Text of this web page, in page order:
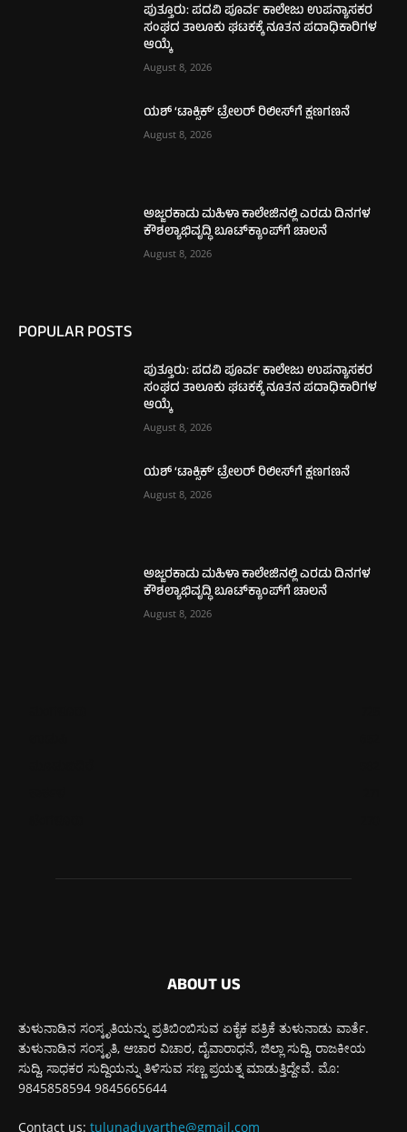
ಪುತ್ತೂರು: ಪದವಿ ಪೂರ್ವ ಕಾಲೇಜು ಉಪನ್ಯಾಸಕರ
ಸಂಘದ ತಾಲೂಕು ಘಟಕಕ್ಕೆ ನೂತನ ಪದಾಧಿಕಾರಿಗಳ
ಆಯ್ಕೆ
August 8, 2026
ಯಶ್ ‘ಟಾಕ್ಸಿಕ್’ ಟ್ರೇಲರ್ ರಿಲೀಸ್‌ಗೆ ಕ್ಷಣಗಣನೆ
August 8, 2026
ಅಜ್ಜರಕಾಡು ಮಹಿಳಾ ಕಾಲೇಜಿನಲ್ಲಿ ಎರಡು ದಿನಗಳ
ಕೌಶಲ್ಯಾಭಿವೃದ್ಧಿ ಬೂಟ್‌ಕ್ಯಾಂಪ್‌ಗೆ ಚಾಲನೆ
August 8, 2026
POPULAR POSTS
ಪುತ್ತೂರು: ಪದವಿ ಪೂರ್ವ ಕಾಲೇಜು ಉಪನ್ಯಾಸಕರ
ಸಂಘದ ತಾಲೂಕು ಘಟಕಕ್ಕೆ ನೂತನ ಪದಾಧಿಕಾರಿಗಳ
ಆಯ್ಕೆ
August 8, 2026
ಯಶ್ ‘ಟಾಕ್ಸಿಕ್’ ಟ್ರೇಲರ್ ರಿಲೀಸ್‌ಗೆ ಕ್ಷಣಗಣನೆ
August 8, 2026
ಅಜ್ಜರಕಾಡು ಮಹಿಳಾ ಕಾಲೇಜಿನಲ್ಲಿ ಎರಡು ದಿನಗಳ
ಕೌಶಲ್ಯಾಭಿವೃದ್ಧಿ ಬೂಟ್‌ಕ್ಯಾಂಪ್‌ಗೆ ಚಾಲನೆ
August 8, 2026
ABOUT US
ತುಳುನಾಡಿನ ಸಂಸ್ಕೃತಿಯನ್ನು ಪ್ರತಿಬಿಂಬಿಸುವ ಏಕೈಕ ಪತ್ರಿಕೆ ತುಳುನಾಡು ವಾರ್ತೆ.
ತುಳುನಾಡಿನ ಸಂಸ್ಕೃತಿ, ಆಚಾರ ವಿಚಾರ, ದೈವಾರಾಧನೆ, ಜಿಲ್ಲಾ ಸುದ್ದಿ, ರಾಜಕೀಯ
ಸುದ್ದಿ, ಸಾಧಕರ ಸುದ್ದಿಯನ್ನು ತಿಳಿಸುವ ಸಣ್ಣ ಪ್ರಯತ್ನ ಮಾಡುತ್ತಿದ್ದೇವೆ. ಮೊ:
9845858594 9845665644
Contact us: tulunaduvarthe@gmail.com